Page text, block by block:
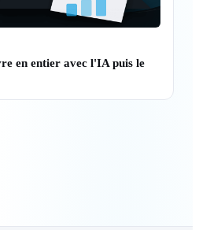
en entier avec l'IA puis le